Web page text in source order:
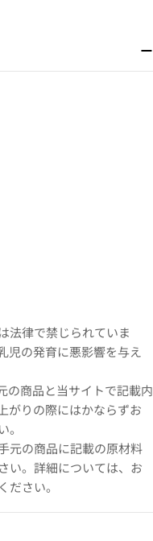
法律で禁じられていま
児の発育に悪影響を与え
の商品と当サイトで記載内
がりの際にはかならずお
元の商品に記載の原材料
い。詳細については、お
ださい。